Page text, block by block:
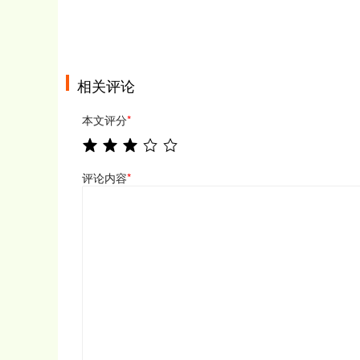
相关评论
本文评分*
评论内容*